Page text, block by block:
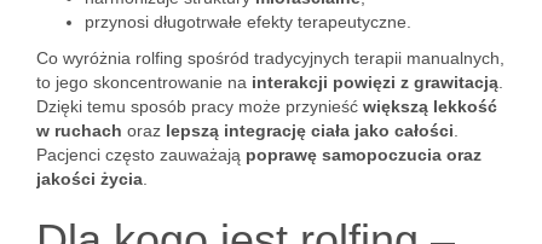
przynosi długotrwałe efekty terapeutyczne.
Co wyróżnia rolfing spośród tradycyjnych terapii manualnych,
to jego skoncentrowanie na interakcji powięzi z grawitacją
Dzięki temu sposób pracy może przynieść większą lekkość
w ruchach oraz lepszą integrację ciała jako całości
Pacjenci często zauważają poprawę samopoczucia oraz
jakości życia